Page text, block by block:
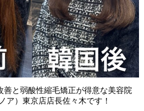
善と弱酸性縮毛矯正が得意な美容院
ア）東京店店長佐々木です！